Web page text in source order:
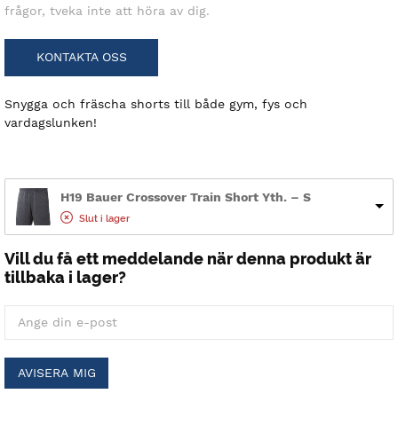
frågor, tveka inte att höra av dig.
KONTAKTA OSS
Snygga och fräscha shorts till både gym, fys och
vardagslunken!
H19 Bauer Crossover Train Short Yth. – S
Slut i lager
Vill du få ett meddelande när denna produkt är
tillbaka i lager?
AVISERA MIG